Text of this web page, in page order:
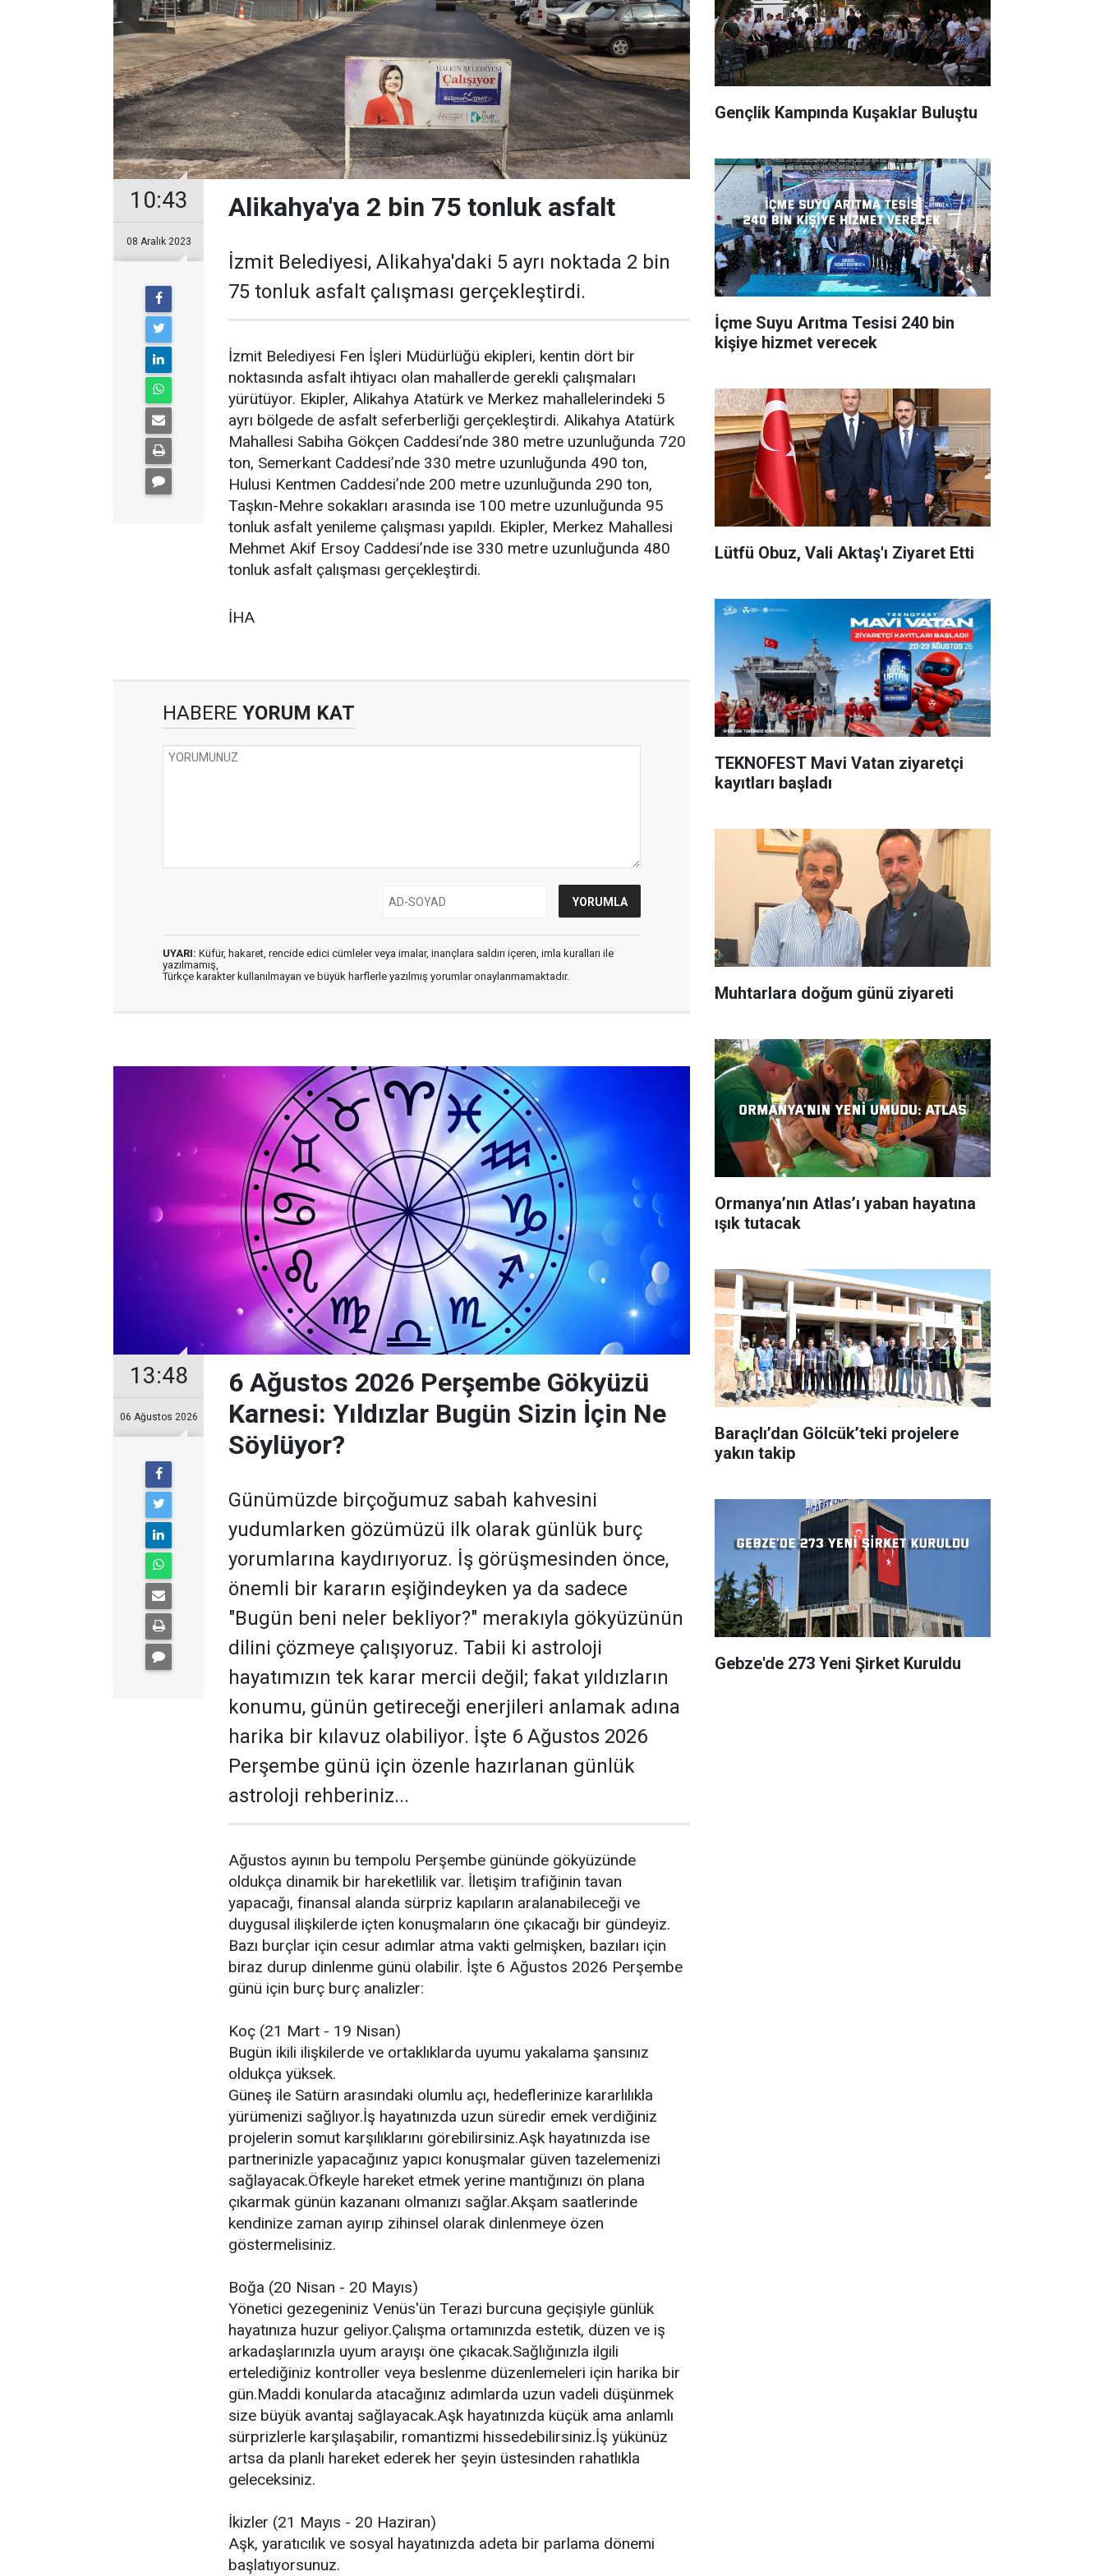
10:43
08 Aralık 2023
Alikahya'ya 2 bin 75 tonluk asfalt
İzmit Belediyesi, Alikahya'daki 5 ayrı noktada 2 bin
75 tonluk asfalt çalışması gerçekleştirdi.
İzmit Belediyesi Fen İşleri Müdürlüğü ekipleri, kentin dört bir
noktasında asfalt ihtiyacı olan mahallerde gerekli çalışmaları
yürütüyor. Ekipler, Alikahya Atatürk ve Merkez mahallelerindeki 5
ayrı bölgede de asfalt seferberliği gerçekleştirdi. Alikahya Atatürk
Mahallesi Sabiha Gökçen Caddesi’nde 380 metre uzunluğunda 720
ton, Semerkant Caddesi’nde 330 metre uzunluğunda 490 ton,
Hulusi Kentmen Caddesi’nde 200 metre uzunluğunda 290 ton,
Taşkın-Mehre sokakları arasında ise 100 metre uzunluğunda 95
tonluk asfalt yenileme çalışması yapıldı. Ekipler, Merkez Mahallesi
Mehmet Akif Ersoy Caddesi’nde ise 330 metre uzunluğunda 480
tonluk asfalt çalışması gerçekleştirdi.
İHA
HABERE YORUM KAT
UYARI: Küfür, hakaret, rencide edici cümleler veya imalar, inançlara saldırı içeren, imla kuralları ile
yazılmamış,
Türkçe karakter kullanılmayan ve büyük harflerle yazılmış yorumlar onaylanmamaktadır.
13:48
06 Ağustos 2026
6 Ağustos 2026 Perşembe Gökyüzü
Karnesi: Yıldızlar Bugün Sizin İçin Ne
Söylüyor?
Günümüzde birçoğumuz sabah kahvesini
yudumlarken gözümüzü ilk olarak günlük burç
yorumlarına kaydırıyoruz. İş görüşmesinden önce,
önemli bir kararın eşiğindeyken ya da sadece
"Bugün beni neler bekliyor?" merakıyla gökyüzünün
dilini çözmeye çalışıyoruz. Tabii ki astroloji
hayatımızın tek karar mercii değil; fakat yıldızların
konumu, günün getireceği enerjileri anlamak adına
harika bir kılavuz olabiliyor. İşte 6 Ağustos 2026
Perşembe günü için özenle hazırlanan günlük
astroloji rehberiniz...
Ağustos ayının bu tempolu Perşembe gününde gökyüzünde
oldukça dinamik bir hareketlilik var. İletişim trafiğinin tavan
yapacağı, finansal alanda sürpriz kapıların aralanabileceği ve
duygusal ilişkilerde içten konuşmaların öne çıkacağı bir gündeyiz.
Bazı burçlar için cesur adımlar atma vakti gelmişken, bazıları için
biraz durup dinlenme günü olabilir. İşte 6 Ağustos 2026 Perşembe
günü için burç burç analizler:
Koç (21 Mart - 19 Nisan)
Bugün ikili ilişkilerde ve ortaklıklarda uyumu yakalama şansınız
oldukça yüksek.
Güneş ile Satürn arasındaki olumlu açı, hedeflerinize kararlılıkla
yürümenizi sağlıyor.İş hayatınızda uzun süredir emek verdiğiniz
projelerin somut karşılıklarını görebilirsiniz.Aşk hayatınızda ise
partnerinizle yapacağınız yapıcı konuşmalar güven tazelemenizi
sağlayacak.Öfkeyle hareket etmek yerine mantığınızı ön plana
çıkarmak günün kazananı olmanızı sağlar.Akşam saatlerinde
kendinize zaman ayırıp zihinsel olarak dinlenmeye özen
göstermelisiniz.
Boğa (20 Nisan - 20 Mayıs)
Yönetici gezegeniniz Venüs'ün Terazi burcuna geçişiyle günlük
hayatınıza huzur geliyor.Çalışma ortamınızda estetik, düzen ve iş
arkadaşlarınızla uyum arayışı öne çıkacak.Sağlığınızla ilgili
ertelediğiniz kontroller veya beslenme düzenlemeleri için harika bir
gün.Maddi konularda atacağınız adımlarda uzun vadeli düşünmek
size büyük avantaj sağlayacak.Aşk hayatınızda küçük ama anlamlı
sürprizlerle karşılaşabilir, romantizmi hissedebilirsiniz.İş yükünüz
artsa da planlı hareket ederek her şeyin üstesinden rahatlıkla
geleceksiniz.
İkizler (21 Mayıs - 20 Haziran)
Aşk, yaratıcılık ve sosyal hayatınızda adeta bir parlama dönemi
başlatıyorsunuz.
Gençlik Kampında Kuşaklar Buluştu
İçme Suyu Arıtma Tesisi 240 bin
kişiye hizmet verecek
Lütfü Obuz, Vali Aktaş'ı Ziyaret Etti
TEKNOFEST Mavi Vatan ziyaretçi
kayıtları başladı
Muhtarlara doğum günü ziyareti
Ormanya’nın Atlas’ı yaban hayatına
ışık tutacak
Baraçlı’dan Gölcük’teki projelere
yakın takip
Gebze'de 273 Yeni Şirket Kuruldu